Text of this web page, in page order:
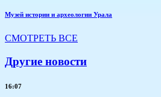
Музей истории и археологии Урала
СМОТРЕТЬ ВСЕ
Другие новости
16:07